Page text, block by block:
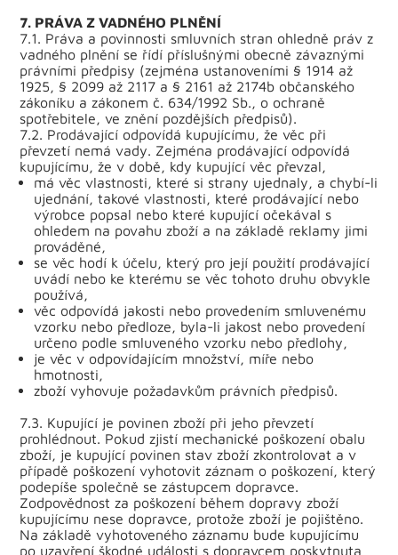
7. PRÁVA Z VADNÉHO PLNĚNÍ
7.1. Práva a povinnosti smluvních stran ohledně práv z
vadného plnění se řídí příslušnými obecně závaznými
právními předpisy (zejména ustanoveními § 1914 až
1925, § 2099 až 2117 a § 2161 až 2174b občanského
zákoníku a zákonem č. 634/1992 Sb., o ochraně
spotřebitele, ve znění pozdějších předpisů).
7.2. Prodávající odpovídá kupujícímu, že věc při
převzetí nemá vady. Zejména prodávající odpovídá
kupujícímu, že v době, kdy kupující věc převzal,
má věc vlastnosti, které si strany ujednaly, a chybí-li
ujednání, takové vlastnosti, které prodávající nebo
výrobce popsal nebo které kupující očekával s
ohledem na povahu zboží a na základě reklamy jimi
prováděné,
se věc hodí k účelu, který pro její použití prodávající
uvádí nebo ke kterému se věc tohoto druhu obvykle
používá,
věc odpovídá jakosti nebo provedením smluvenému
vzorku nebo předloze, byla-li jakost nebo provedení
určeno podle smluveného vzorku nebo předlohy,
je věc v odpovídajícím množství, míře nebo
hmotnosti,
zboží vyhovuje požadavkům právních předpisů.
7.3. Kupující je povinen zboží při jeho převzetí
prohlédnout. Pokud zjistí mechanické poškození obalu
zboží, je kupující povinen stav zboží zkontrolovat a v
případě poškození vyhotovit záznam o poškození, který
podepíše společně se zástupcem dopravce.
Zodpovědnost za poškození během dopravy zboží
kupujícímu nese dopravce, protože zboží je pojištěno.
Na základě vyhotoveného záznamu bude kupujícímu
po uzavření škodné události s dopravcem poskytnuta